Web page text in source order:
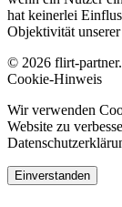
hat keinerlei
Objektivität
© 2026 flirt-
Cookie-Hinweis
Wir verwenden
Website zu
Einverstanden